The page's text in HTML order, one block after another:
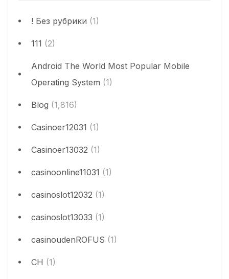
! Без рубрики (1)
111 (2)
Android The World Most Popular Mobile
Operating System (1)
Blog (1,816)
Casinoer12031 (1)
Casinoer13032 (1)
casinoonline11031 (1)
casinoslot12032 (1)
casinoslot13033 (1)
casinoudenROFUS (1)
CH (1)